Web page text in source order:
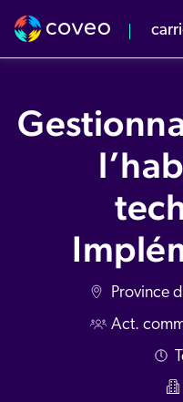
valeurs
à venir
Commerciale
Province
Act.